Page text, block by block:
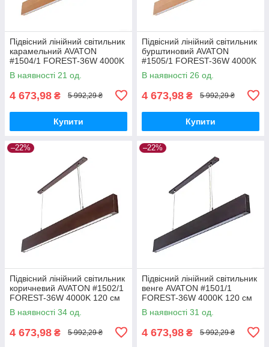
Підвісний лінійний світильник
карамельний AVATON
#1504/1 FOREST-36W 4000K
120 см (бук)
В наявності 21 од.
4 673,98 ₴ 5 992,29 ₴
Купити
Підвісний лінійний світильник
бурштиновий AVATON
#1505/1 FOREST-36W 4000K
120 см (бук)
В наявності 26 од.
4 673,98 ₴ 5 992,29 ₴
Купити
–22%
Підвісний лінійний світильник
коричневий AVATON #1502/1
FOREST-36W 4000K 120 см
(бук)
В наявності 34 од.
4 673,98 ₴ 5 992,29 ₴
–22%
Підвісний лінійний світильник
венге AVATON #1501/1
FOREST-36W 4000K 120 см
(бук)
В наявності 31 од.
4 673,98 ₴ 5 992,29 ₴